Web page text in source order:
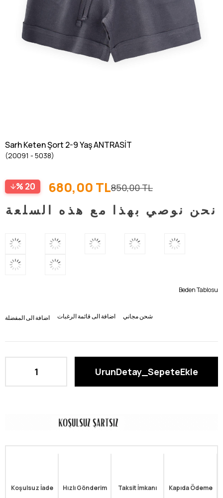
Sarh Keten Şort 2-9 Yaş ANTRASİT
(20091 - 5038)
20 850,00 TL
680,00 TL
نحن نوصي بهذا مع هذه السلعة
Beden Tablosu
اضافة الى المفضلة اضافة الى قائمة الرغبات شحن مجاني
Koşulsuz İade Hızlı Gönderim Taksit İmkanı Kapıda Ödeme